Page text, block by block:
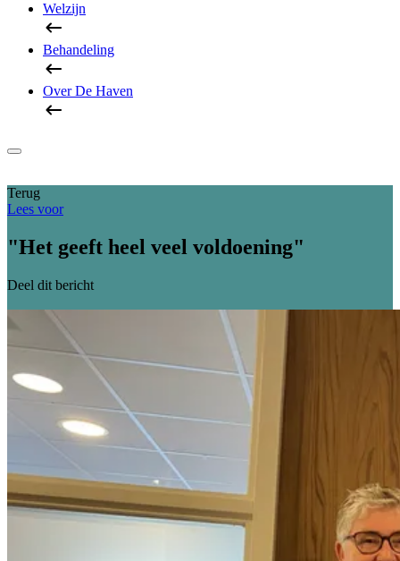
Welzijn
Behandeling
Over De Haven
Terug
Lees voor
"Het geeft heel veel voldoening"
Deel dit bericht